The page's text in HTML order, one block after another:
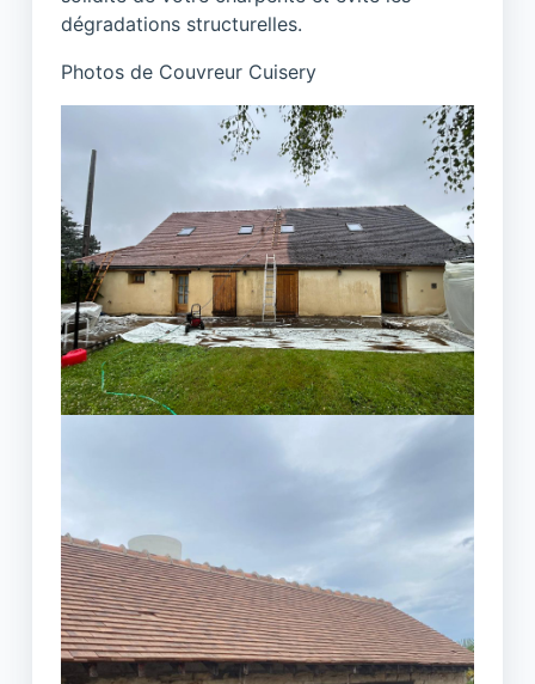
dégradations structurelles.
Photos de Couvreur Cuisery